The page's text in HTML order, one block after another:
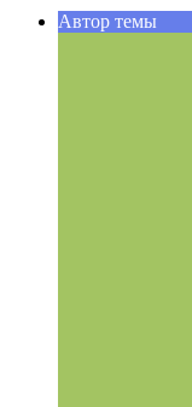
Автор темы